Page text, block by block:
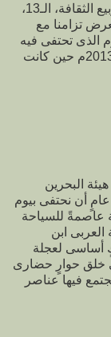
شهد مسرح البحرين الوطنى، انطلاق مهرجان ربيع الثقافة، الـ13،
تزامنا مع
الذى تحتفى فيه
المنامة بيوم السياحة العربى الذى أطلقته عام 2013م حين كانت
البحرين
عامٍ أن نحتفى بيوم
عاصمةً للسياحة
العربى ابن
أساسى لعجلة
خلق حوارٍ حضارى
فيها عناصر